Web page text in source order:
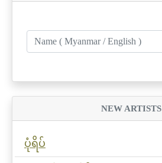
NEW ARTISTS
ပုံရိပ်